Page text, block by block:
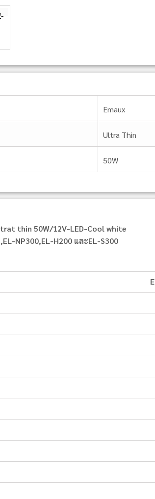
Emaux
Ultra Thin
50W
thin 50W/12V-LED-Cool white
NP300,EL-H200 และEL-S300